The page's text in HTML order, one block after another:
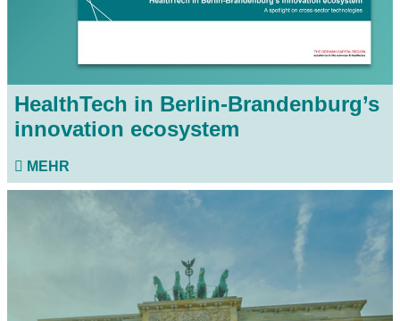
HealthTech in Berlin-Brandenburg’s
innovation ecosystem
MEHR